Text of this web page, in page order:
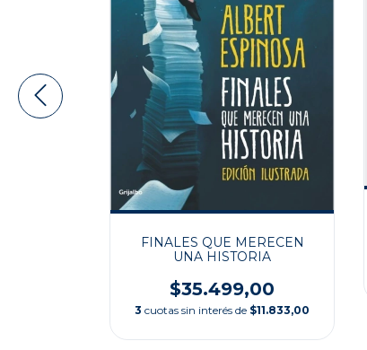
FINALES QUE MERECEN
UNA HISTORIA
$35.499,00
3 cuotas sin interés de $11.833,00